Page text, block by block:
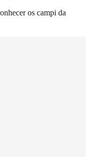
os campi da